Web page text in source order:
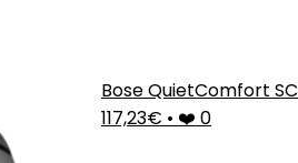
Bose QuietComfort SC
117,23€ • ❤️ 0